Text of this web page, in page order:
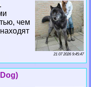
чем
21 07 2026 9:45:47